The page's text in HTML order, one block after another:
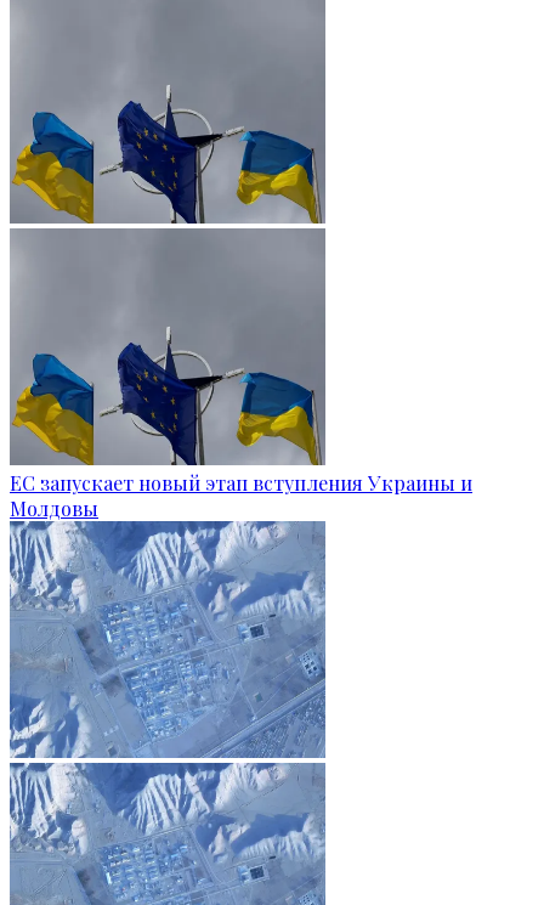
ЕС запускает новый этап вступления Украины и
Молдовы